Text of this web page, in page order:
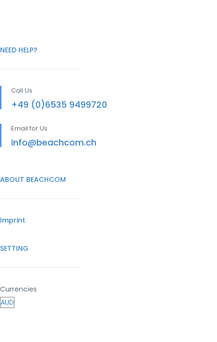
NEED HELP?
Call Us
+49 (0)6535 9499720
Email for Us
info@beachcom.ch
ABOUT BEACHCOM
Imprint
SETTING
Currencies